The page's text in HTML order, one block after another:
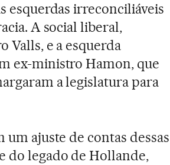
esquerdas irreconciliáveis
A social liberal,
e a esquerda
ex-ministro Hamon, que
a legislatura para
ajuste de contas dessas
do legado de Hollande,